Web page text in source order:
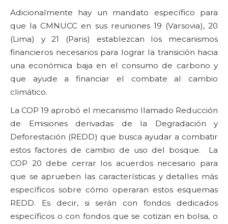
Adicionalmente hay un mandato específico para
que la CMNUCC en sus reuniones 19 (Varsovia), 20
(Lima) y 21 (Paris) establezcan los mecanismos
financieros necesarios para lograr la transición hacia
una económica baja en el consumo de carbono y
que ayude a financiar el combate al cambio
climático.
La COP 19 aprobó el mecanismo llamado Reducción
de Emisiones derivadas de la Degradación y
Deforestación (REDD) que busca ayudar a combatir
estos factores de cambio de uso del bosque. La
COP 20 debe cerrar los acuerdos necesario para
que se aprueben las características y detalles más
específicos sobre cómo operaran estos esquemas
REDD. Es decir, si serán con fondos dedicados
específicos o con fondos que se cotizan en bolsa, o